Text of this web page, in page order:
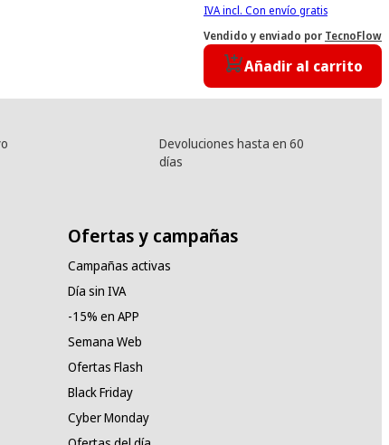
IVA incl. Con envío gratis
Vendido y enviado por TecnoFlow
Añadir al carrito
Devoluciones hasta en 60
días
Ofertas y campañas
Campañas activas
Día sin IVA
-15% en APP
Semana Web
Ofertas Flash
Black Friday
Cyber Monday